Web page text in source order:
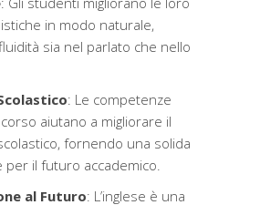
in modo naturale,
sia nel parlato che nello
: Le competenze
aiutano a migliorare il
fornendo una solida
per il futuro accademico.
al Futuro: L’inglese è una